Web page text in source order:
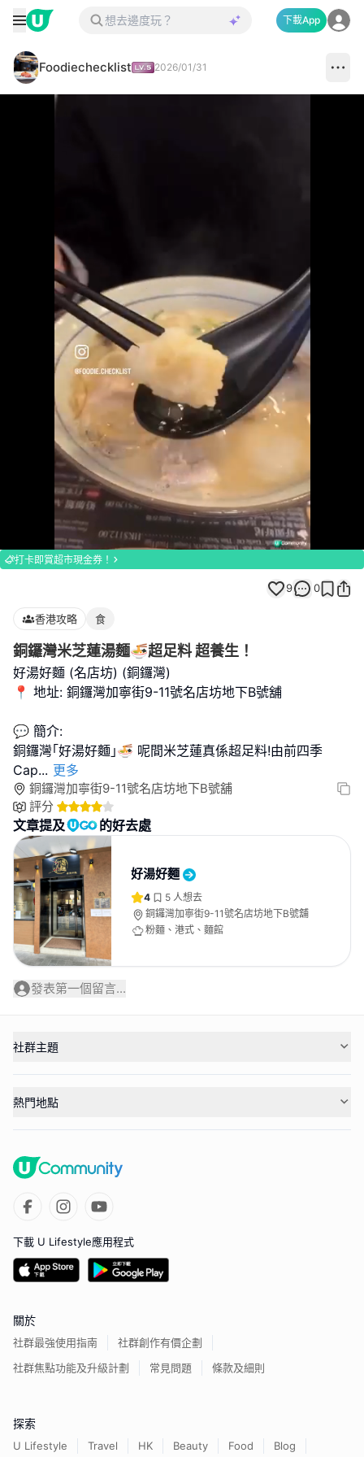
下載App
Foodiechecklist 2026/01/31
Loaded
100.00%
打卡即賞超市現金券！
9 0
香港攻略 食
銅鑼灣米芝蓮湯麵🍜超足料 超養生！
好湯好麵 (名店坊) (銅鑼灣)
📍 地址: 銅鑼灣加寧街9-11號名店坊地下B號舖
💬 簡介:
銅鑼灣｢好湯好麵｣🍜 呢間米芝蓮真係超足料!由前四季
Cap... 更多
銅鑼灣加寧街9-11號名店坊地下B號舖
評分
文章提及 的好去處
好湯好麵
4 5 人想去
銅鑼灣加寧街9-11號名店坊地下B號舖
粉麵、港式、麵館
發表第一個留言...
社群主題
熱門地點
下載 U Lifestyle應用程式
關於
社群最強使用指南
社群創作有價企劃
社群焦點功能及升級計劃
常見問題 條款及細則
探索
U Lifestyle Travel HK Beauty Food Blog